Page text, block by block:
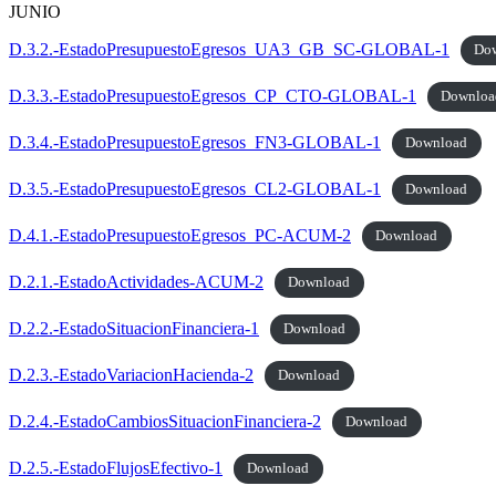
JUNIO
D.3.2.-EstadoPresupuestoEgresos_UA3_GB_SC-GLOBAL-1
D.3.3.-EstadoPresupuestoEgresos_CP_CTO-GLOBAL-1
D.3.4.-EstadoPresupuestoEgresos_FN3-GLOBAL-1 Download
D.3.5.-EstadoPresupuestoEgresos_CL2-GLOBAL-1 Download
D.4.1.-EstadoPresupuestoEgresos_PC-ACUM-2 Download
D.2.1.-EstadoActividades-ACUM-2 Download
D.2.2.-EstadoSituacionFinanciera-1 Download
D.2.3.-EstadoVariacionHacienda-2 Download
D.2.4.-EstadoCambiosSituacionFinanciera-2 Download
D.2.5.-EstadoFlujosEfectivo-1 Download